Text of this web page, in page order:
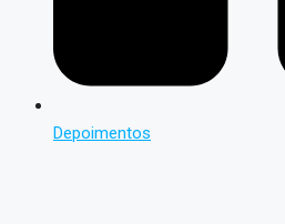
Depoimentos